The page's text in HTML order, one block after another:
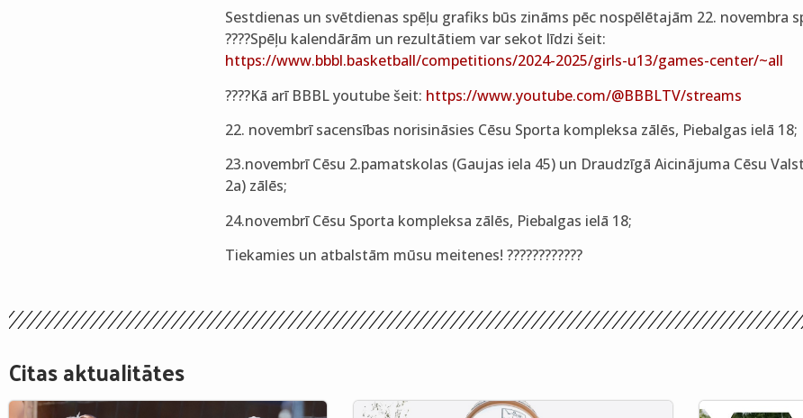
Sestdienas un svētdienas spēļu grafiks būs zināms pēc nospēlētajām 22. novembra
????Spēļu kalendārām un rezultātiem var sekot līdzi šeit:
https://www.bbbl.basketball/competitions/2024-2025/girls-u13/games-center/~all
????Kā arī BBBL youtube šeit: https://www.youtube.com/@BBBLTV/streams
22. novembrī sacensības norisināsies Cēsu Sporta kompleksa zālēs, Piebalgas ielā 18;
23.novembrī Cēsu 2.pamatskolas (Gaujas iela 45) un Draudzīgā Aicinājuma Cēsu
2a) zālēs;
24.novembrī Cēsu Sporta kompleksa zālēs, Piebalgas ielā 18;
Tiekamies un atbalstām mūsu meitenes! ????????????
Citas aktualitātes